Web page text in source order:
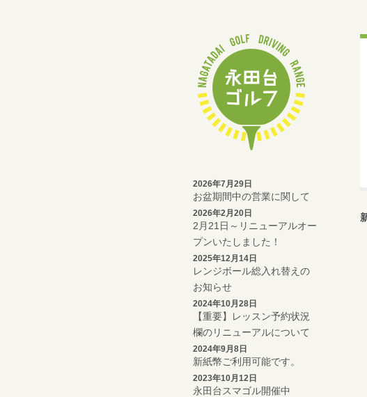
2026年7月29日
お盆期間中の営業に関して
2026年2月20日
2月21日～リニューアルオー
プンいたしました！
2025年12月14日
レンジボール総入れ替えの
お知らせ
2024年10月28日
【重要】レッスン予約状況
欄のリニューアルについて
2024年9月8日
新紙幣ご利用可能です。
2023年10月12日
永田台スマゴル開催中